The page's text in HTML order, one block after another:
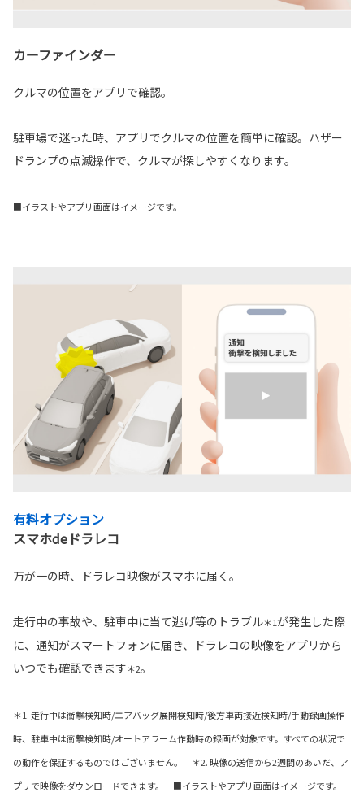
カーファインダー
クルマの位置をアプリで確認。
駐車場で迷った時、アプリでクルマの位置を簡単に確認。ハザー
ドランプの点滅操作で、クルマが探しやすくなります。
■イラストやアプリ画面はイメージです。
有料オプション
スマホdeドラレコ
万が一の時、ドラレコ映像がスマホに届く。
走行中の事故や、駐車中に当て逃げ等のトラブル＊1が発生した際
に、通知がスマートフォンに届き、ドラレコの映像をアプリから
いつでも確認できます＊2。
＊1. 走行中は衝撃検知時/エアバッグ展開検知時/後方車両接近検知時/手動録画操作
時、駐車中は衝撃検知時/オートアラーム作動時の録画が対象です。すべての状況で
の動作を保証するものではございません。 ＊2. 映像の送信から2週間のあいだ、ア
プリで映像をダウンロードできます。 ■イラストやアプリ画面はイメージです。